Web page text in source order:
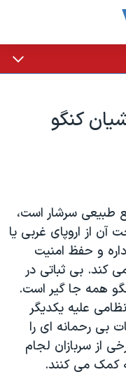
کنگو
طبیعی سرشار است،
از اروپای غربی یا
و حفظ امنیت
کند. بی ثباتی در
همه جا گیر است.
علیه یکدیگر
بی رحمانه ای را
از سربازان لجام
کمک می کنند.